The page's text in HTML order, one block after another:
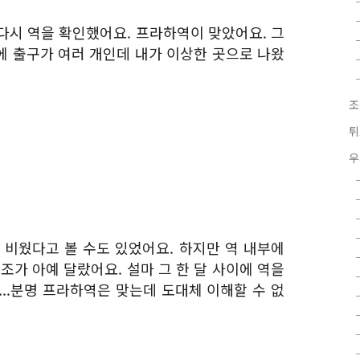
역을 확인했어요. 프라하역이 맞았어요. 그
출구가 여러 개인데 내가 이상한 곳으로 나왔
웠다고 볼 수도 있었어요. 하지만 역 내부에
가 아예 달랐어요. 설마 그 한 달 사이에 역을
분명 프라하역은 맞는데 도대체 이해할 수 없